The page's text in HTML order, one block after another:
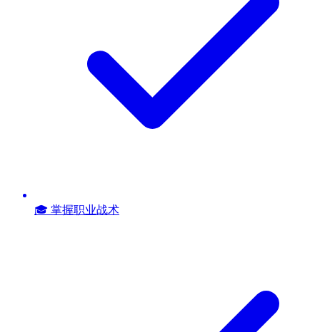
🎓 掌握职业战术